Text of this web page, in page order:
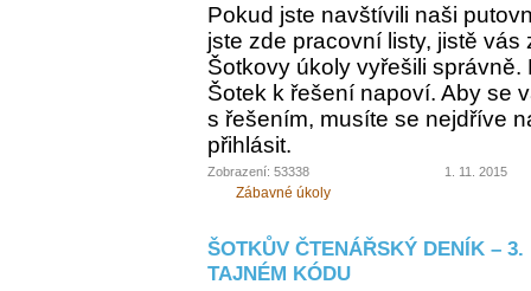
Pokud jste navštívili naši
jste zde pracovní listy, jistě vás
Šotkovy úkoly vyřešili
Šotek k řešení napoví. Aby se
s řešením, musíte se nejdříve
přihlásit.
Zobrazení: 53338 1. 11. 2015
Zábavné úkoly
ŠOTKŮV ČTENÁŘSKÝ DENÍK –
TAJNÉM KÓDU